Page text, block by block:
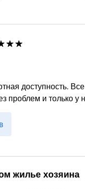
доступность.
проблем и только у
жилье хозяина